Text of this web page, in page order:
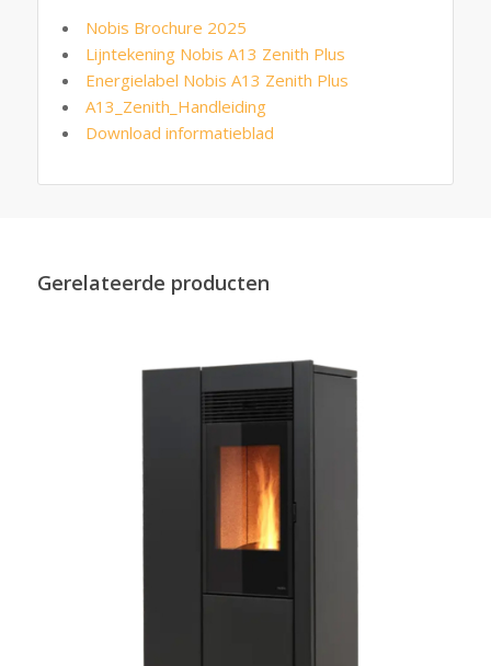
Nobis Brochure 2025
Lijntekening Nobis A13 Zenith Plus
Energielabel Nobis A13 Zenith Plus
A13_Zenith_Handleiding
Download informatieblad
Gerelateerde producten